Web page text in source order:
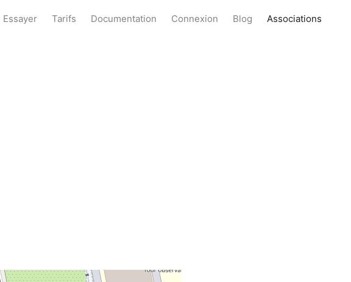
Essayer Tarifs Documentation Connexion Blog Associations